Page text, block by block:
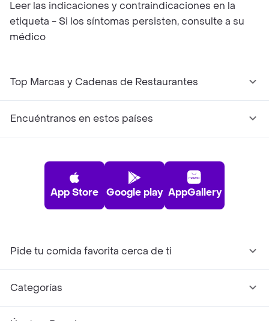
Leer las indicaciones y contraindicaciones en la
etiqueta - Si los síntomas persisten, consulte a su
médico
Top Marcas y Cadenas de Restaurantes
Encuéntranos en estos países
App Store Google play AppGallery
Pide tu comida favorita cerca de ti
Categorías